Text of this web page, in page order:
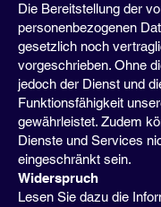
Die Bereitstellung der
personenbezogenen
gesetzlich noch
vorgeschrieben. Ohne
jedoch der Dienst und
Funktionsfähigkeit
gewährleistet. Zudem
Dienste und Services
eingeschränkt sein.
Widerspruch
Lesen Sie dazu die